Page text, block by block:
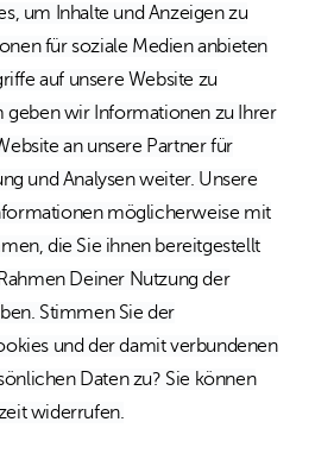
um Inhalte und Anzeigen zu
für soziale Medien anbieten
auf unsere Website zu
geben wir Informationen zu Ihrer
an unsere Partner für
und Analysen weiter. Unsere
möglicherweise mit
die Sie ihnen bereitgestellt
Deiner Nutzung der
Stimmen Sie der
und der damit verbundenen
Daten zu? Sie können
widerrufen.